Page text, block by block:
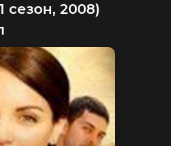
сезон, 2008)